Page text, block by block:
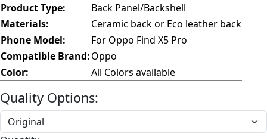
Product Type:
Back Panel/Backshell
Materials:
Ceramic back or Eco leather back
Phone Model:
For Oppo Find X5 Pro
Compatible Brand:Oppo
Color:
All Colors available
Quality Options: